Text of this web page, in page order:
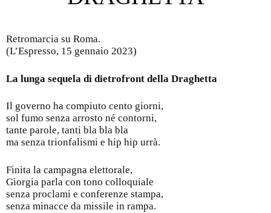
Retromarcia su Roma.
(L’Espresso, 15 gennaio 2023)
La lunga sequela di dietrofront della Draghetta
Il governo ha compiuto cento giorni,
sol fumo senza arrosto né contorni,
tante parole, tanti bla bla bla
ma senza trionfalismi e hip hip urrà.
Finita la campagna elettorale,
Giorgia parla con tono colloquiale
senza proclami e conferenze stampa,
senza minacce da missile in rampa.